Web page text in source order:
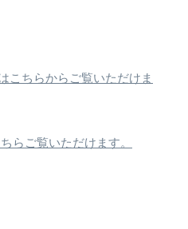
こちらからご覧いただけま
らご覧いただけます。